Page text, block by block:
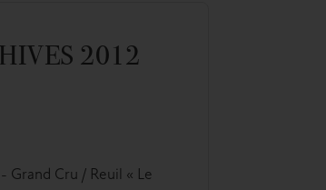
2012
Grand Cru / Reuil « Le